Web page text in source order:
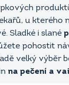
u kterého
Sladké i slané
pohostit
velký výběr
na pečení a